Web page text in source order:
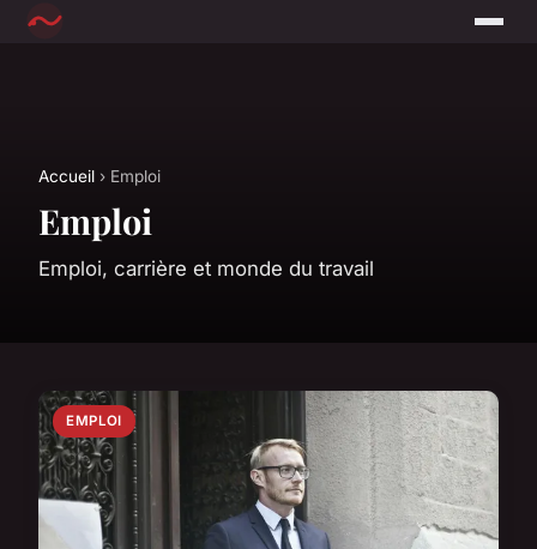
Accueil › Emploi
Emploi
Emploi, carrière et monde du travail
EMPLOI